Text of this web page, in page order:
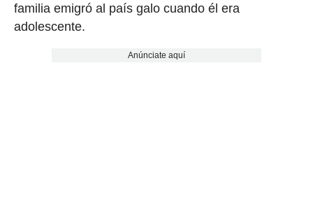
familia emigró al país galo cuando él era
adolescente.
Anúnciate aquí